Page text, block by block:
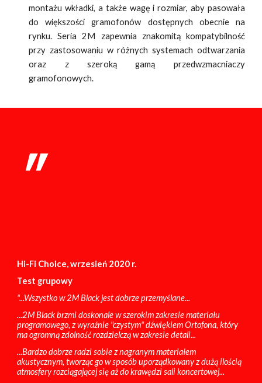
montażu wkładki, a także wagę i rozmiar, aby pasowała
do większości gramofonów dostępnych obecnie na
rynku. Seria 2M zapewnia znakomitą kompatybilność
przy zastosowaniu w różnych systemach odtwarzania
oraz z szeroką gamą przedwzmacniaczy
gramofonowych.
"
Hi-Fi Choice, wrzesień 2020 r.
Test grupowy
"...Wszystko w 2M Black jest dobrze przemyślane...
...2M Black brzmi doskonale w szerokim zakresie materiału
programowego, z wyraźnie "czystym" dźwiękiem Ortofona, który
ma ogromną zdolność rozdzielczą w zakresie detali...
...Bardzo dobrze radzi sobie z nagranym materiałem
akustycznym, tworząc go w sposób uporządkowany z dużą ilością
atmosfery rozciągającej się aż do krawędzi sali koncertowej...